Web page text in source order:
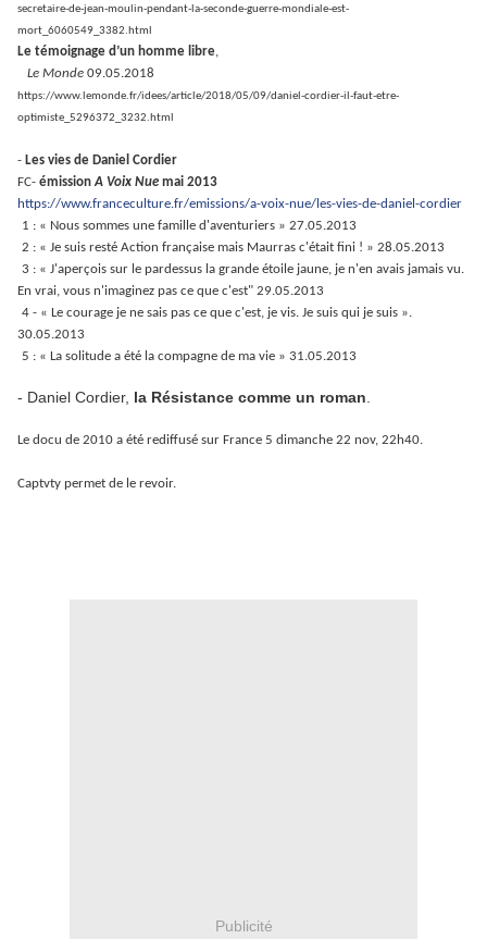
secretaire-de-jean-moulin-pendant-la-seconde-guerre-mondiale-est-
mort_6060549_3382.html
Le témoignage d’un homme libre,
Le Monde 09.05.2018
https://www.lemonde.fr/idees/article/2018/05/09/daniel-cordier-il-faut-etre-
optimiste_5296372_3232.html
- Les vies de Daniel Cordier
FC- émissionA Voix Nue mai 2013
https://www.franceculture.fr/emissions/a-voix-nue/les-vies-de-daniel-cordier
1 : « Nous sommes une famille d'aventuriers » 27.05.2013
2 : « Je suis resté Action française mais Maurras c'était fini ! » 28.05.2013
3 : « J'aperçois sur le pardessus la grande étoile jaune, je n'en avais jamais vu.
En vrai, vous n'imaginez pas ce que c'est" 29.05.2013
4 - « Le courage je ne sais pas ce que c'est, je vis. Je suis qui je suis ».
30.05.2013
5 : « La solitude a été la compagne de ma vie » 31.05.2013
- Daniel Cordier, la Résistance comme un roman
Le docu de 2010 a été rediffusé sur France 5 dimanche 22 nov, 22h40.
Captvty permet de le revoir.
Publicité